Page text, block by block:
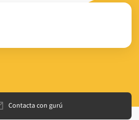
Contacta con gurú